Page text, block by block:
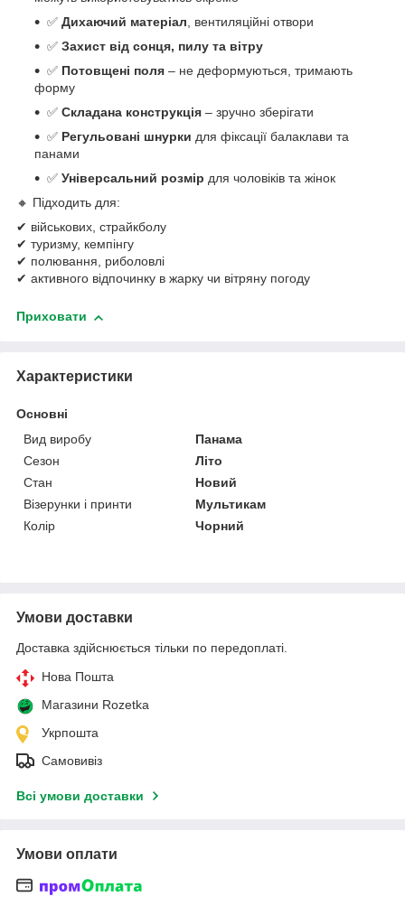
✅ Дихаючий матеріал, вентиляційні отвори
✅ Захист від сонця, пилу та вітру
✅ Потовщені поля – не деформуються, тримають
форму
✅ Складана конструкція – зручно зберігати
✅ Регульовані шнурки для фіксації балаклави та
панами
✅ Універсальний розмір для чоловіків та жінок
🔸 Підходить для:
✔ військових, страйкболу
✔ туризму, кемпінгу
✔ полювання, риболовлі
✔ активного відпочинку в жарку чи вітряну погоду
Приховати
Характеристики
Основні
Вид виробу
Панама
Сезон
Літо
Стан
Новий
Візерунки і принти
Мультикам
Колір
Чорний
Умови доставки
Доставка здійснюється тільки по передоплаті.
Нова Пошта
Магазини Rozetka
Укрпошта
Самовивіз
Всі умови доставки
Умови оплати